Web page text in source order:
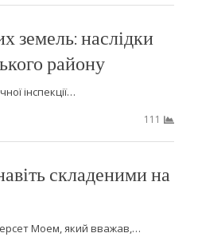
земель: наслідки
району
інспекції…
111
складеними на
Моем, який вважав,…